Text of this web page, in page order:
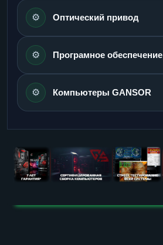
⚙️ Оптический привод
⚙️ Програмное обеспечение
⚙️ Компьютеры GANSOR